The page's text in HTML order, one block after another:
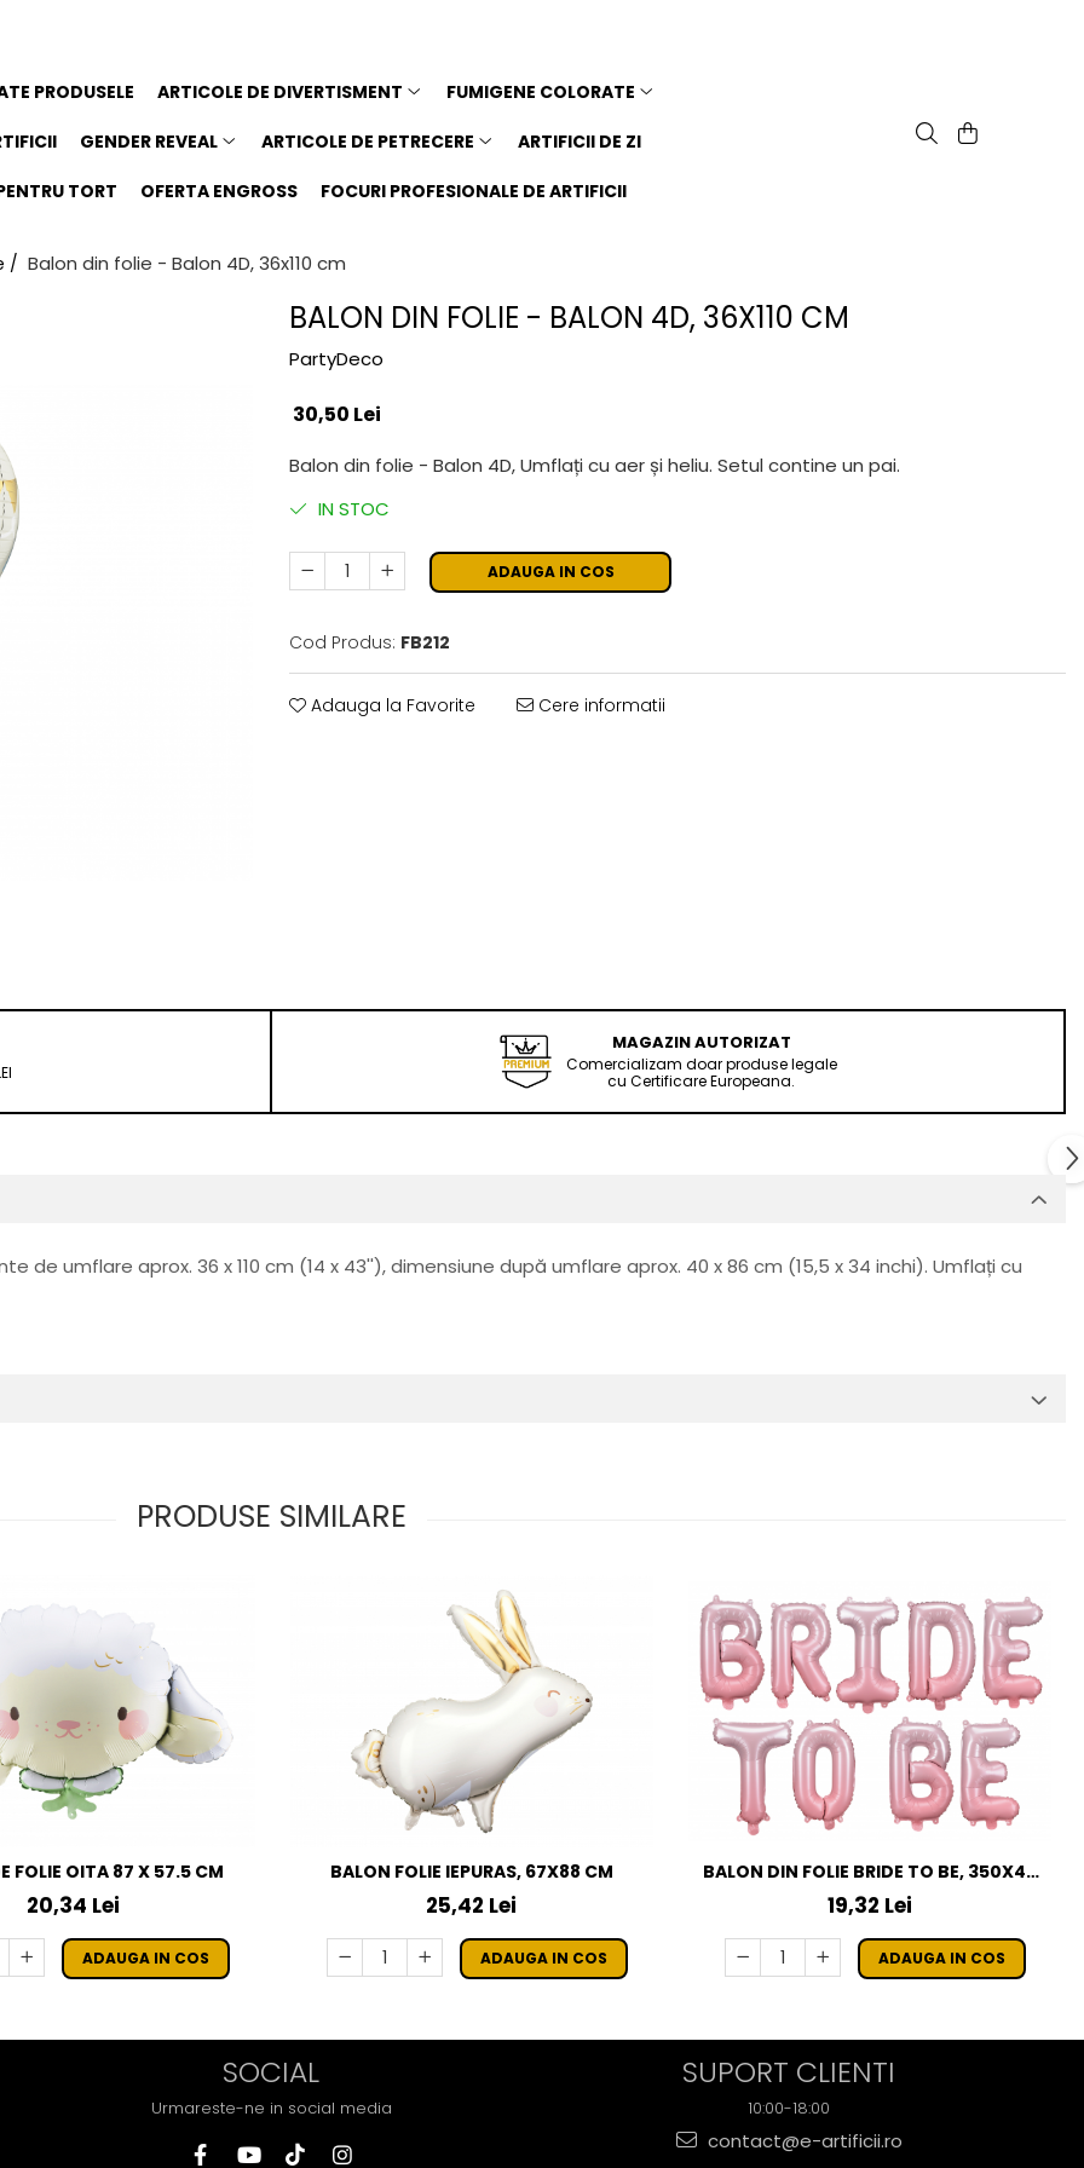
PRODUSELE ARTICOLE DE DIVERTISMENT FUMIGENE COLORATE
GENDER REVEAL ARTICOLE DE PETRECERE ARTIFICII DE ZI
TORT OFERTA ENGROSS FOCURI PROFESIONALE DE ARTIFICII
/ Balon din folie - Balon 4D, 36x110 cm
BALON DIN FOLIE - BALON 4D, 36X110 CM
PartyDeco
30,50 Lei
Balon din folie - Balon 4D, Umflați cu aer și heliu. Setul contine un pai.
IN STOC
ADAUGA IN COS
Cod Produs: FB212
Adauga la Favorite Cere informatii
MAGAZIN AUTORIZAT
Comercializam doar produse legale
cu Certificare Europeana.
de umflare aprox. 36 x 110 cm (14 x 43''), dimensiune după umflare aprox. 40 x 86 cm (15,5 x 34 inchi). Umflați cu
PRODUSE SIMILARE
FOLIE OITA 87 X 57.5 CM
20,34 Lei
ADAUGA IN COS
BALON FOLIE IEPURAS, 67X88 CM
25,42 Lei
ADAUGA IN COS
BALON DIN FOLIE BRIDE TO BE, 350X45
CM, ROZ
19,32 Lei
ADAUGA IN COS
SOCIAL
Urmareste-ne in social media
SUPORT CLIENTI
10:00-18:00
contact@e-artificii.ro